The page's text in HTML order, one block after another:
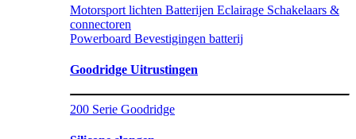
Motorsport lichten Batterijen Eclairage Schakelaars &
connectoren
Powerboard Bevestigingen batterij
Goodridge Uitrustingen
200 Serie Goodridge